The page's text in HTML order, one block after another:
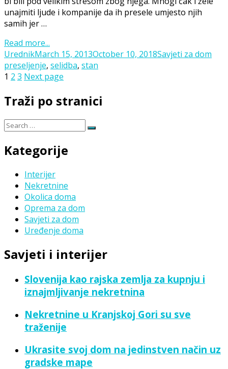
unajmiti ljude i kompanije da ih presele umjesto njih
samih jer …
Read more...
UrednikPosted
on
March 15, 2013October 10, 2018Categories
Savjeti za dom
preseljenje, selidba, stan
Posts
navigation
Page
1 Page
2 Page
3 Next page
Traži po stranici
Search
Search
Kategorije
Interijer
Nekretnine
Okolica doma
Oprema za dom
Savjeti za dom
Uređenje doma
Savjeti i interijer
Slovenija kao rajska zemlja za kupnju i
iznajmljivanje nekretnina
Nekretnine u Kranjskoj Gori su sve
traženije
Ukrasite svoj dom na jedinstven način uz
gradske mape